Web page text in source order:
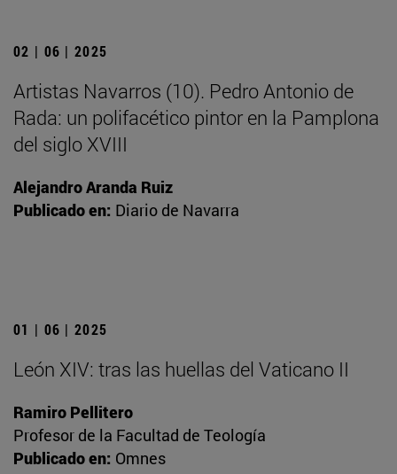
02 | 06 | 2025
Artistas Navarros (10). Pedro Antonio de
Rada: un polifacético pintor en la Pamplona
del siglo XVIII
Alejandro Aranda Ruiz
Publicado en: Diario de Navarra
01 | 06 | 2025
León XIV: tras las huellas del Vaticano II
Ramiro Pellitero
Profesor de la Facultad de Teología
Publicado en: Omnes